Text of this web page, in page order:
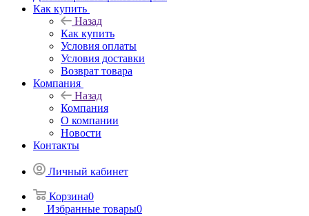
Как купить
Назад
Как купить
Условия оплаты
Условия доставки
Возврат товара
Компания
Назад
Компания
О компании
Новости
Контакты
Личный кабинет
Корзина0
Избранные товары0